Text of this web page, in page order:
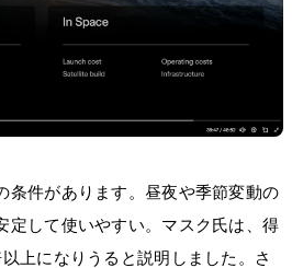
条件があります。昼夜や季節変動の
定して使いやすい。マスク氏は、得
上になりうると説明しました。さ